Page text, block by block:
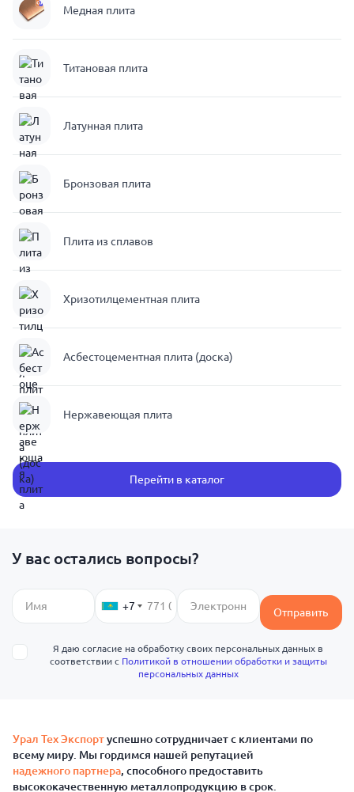
Медная плита
Титановая плита
Латунная плита
Бронзовая плита
Плита из сплавов
Хризотилцементная плита
Асбестоцементная плита (доска)
Нержавеющая плита
Перейти в каталог
У вас остались вопросы?
+7 Отправить
Я даю согласие на обработку своих персональных данных в
соответствии с Политикой в отношении обработки и защиты
персональных данных
Урал Тех Экспортуспешно сотрудничает с клиентами по
всему миру. Мы гордимся нашей репутацией
надежного партнера, способного предоставить
высококачественную металлопродукцию в срок.